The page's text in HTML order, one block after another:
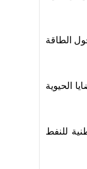
الطاقة
الحيوية
للنفط